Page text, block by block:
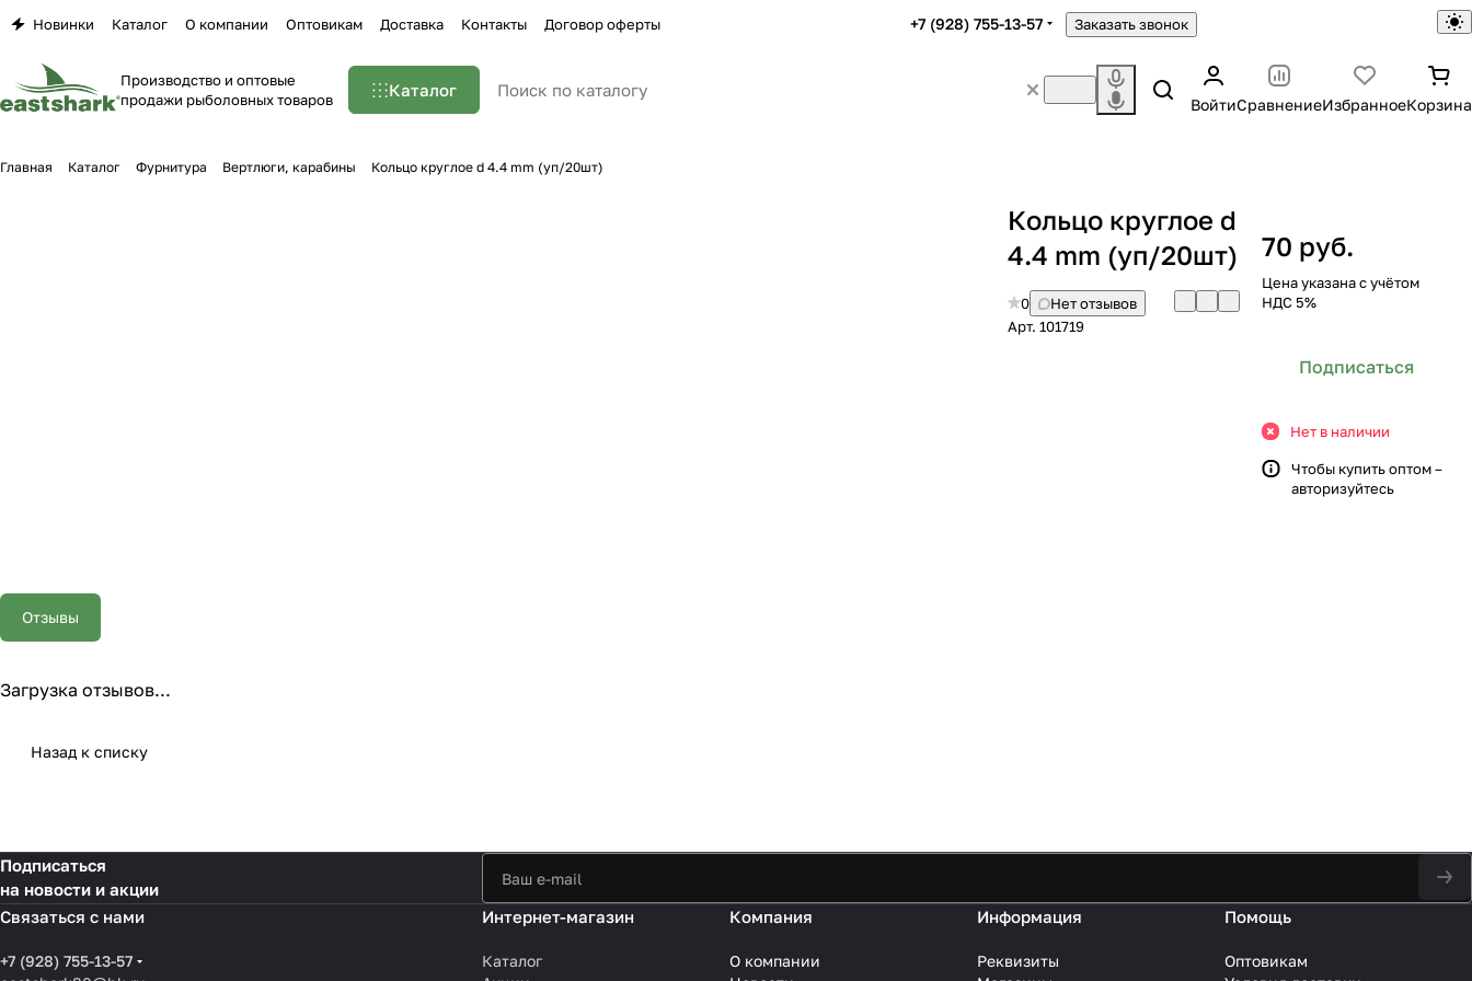
Новинки Каталог О компании Оптовикам Доставка Контакты Договор оферты +7 (928) 755-13-57 Заказать звонок
Производство и оптовые
продажи рыболовных товаров
Каталог
ВойтиСравнениеИзбранноеКорзина
Главная Каталог Фурнитура Вертлюги, карабины Кольцо круглое d 4.4 mm (уп/20шт)
Кольцо круглое d
4.4 mm (уп/20шт)
0
Нет отзывов
Арт. 101719
70 руб.
Цена указана с учётом
НДС 5%
Подписаться
Нет в наличии
Чтобы купить оптом –
авторизуйтесь
Отзывы
Загрузка отзывов...
Назад к списку
Подписаться
на новости и акции
Связаться с нами
+7 (928) 755-13-57
Интернет-магазин
Каталог
Компания
О компании
Информация
Реквизиты
Помощь
Оптовикам